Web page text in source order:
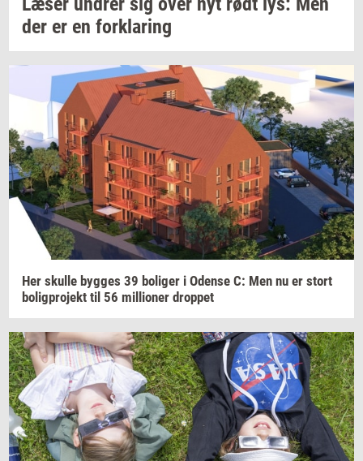
der er en for­kla­ring
Her skul­le byg­ges 39 bo­li­ger i Oden­se C: Men nu er stort
bo­lig­pro­jekt til 56 mil­li­o­ner drop­pet